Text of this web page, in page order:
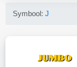
Symbool:J